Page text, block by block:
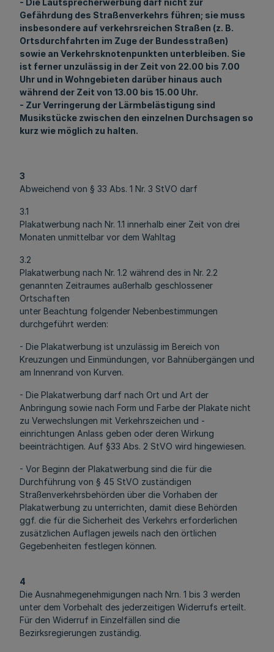
- Die Lautsprecherwerbung darf nicht zur
Gefährdung des Straßenverkehrs führen; sie muss
insbesondere auf verkehrsreichen Straßen (z. B.
Ortsdurchfahrten im Zuge der Bundesstraßen)
sowie an Verkehrsknotenpunkten unterbleiben. Sie
ist ferner unzulässig in der Zeit von 22.00 bis 7.00
Uhr und in Wohngebieten darüber hinaus auch
während der Zeit von 13.00 bis 15.00 Uhr.
- Zur Verringerung der Lärmbelästigung sind
Musikstücke zwischen den einzelnen Durchsagen so
kurz wie möglich zu halten.
3
Abweichend von § 33 Abs. 1 Nr. 3 StVO darf
3.1
Plakatwerbung nach Nr. 1.1 innerhalb einer Zeit von drei
Monaten unmittelbar vor dem Wahltag
3.2
Plakatwerbung nach Nr. 1.2 während des in Nr. 2.2
genannten Zeitraumes außerhalb geschlossener
Ortschaften
unter Beachtung folgender Nebenbestimmungen
durchgeführt werden:
- Die Plakatwerbung ist unzulässig im Bereich von
Kreuzungen und Einmündungen, vor Bahnübergängen und
am Innenrand von Kurven.
- Die Plakatwerbung darf nach Ort und Art der
Anbringung sowie nach Form und Farbe der Plakate nicht
zu Verwechslungen mit Verkehrszeichen und -
einrichtungen Anlass geben oder deren Wirkung
beeinträchtigen. Auf §33 Abs. 2 StVO wird hingewiesen.
- Vor Beginn der Plakatwerbung sind die für die
Durchführung von § 45 StVO zuständigen
Straßenverkehrsbehörden über die Vorhaben der
Plakatwerbung zu unterrichten, damit diese Behörden
ggf. die für die Sicherheit des Verkehrs erforderlichen
zusätzlichen Auflagen jeweils nach den örtlichen
Gegebenheiten festlegen können.
4
Die Ausnahmegenehmigungen nach Nrn. 1 bis 3 werden
unter dem Vorbehalt des jederzeitigen Widerrufs erteilt.
Für den Widerruf in Einzelfällen sind die
Bezirksregierungen zuständig.